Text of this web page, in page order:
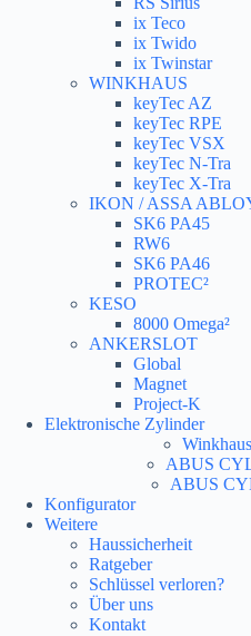
ix Teco
ix Twido
ix Twinstar
WINKHAUS
keyTec AZ
keyTec RPE
keyTec VSX
keyTec N-Tra
keyTec X-Tra
IKON / ASSA
SK6 PA45
RW6
SK6 PA46
PROTEC²
KESO
8000 Omega²
ANKERSLOT
Global
Magnet
Project-K
Elektronische Zylinder
ABUS
ABUS
Konfigurator
Weitere
Haussicherheit
Ratgeber
Schlüssel verloren?
Über uns
Kontakt